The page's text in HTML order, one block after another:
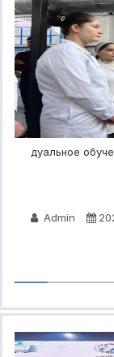
дуальное
Admin